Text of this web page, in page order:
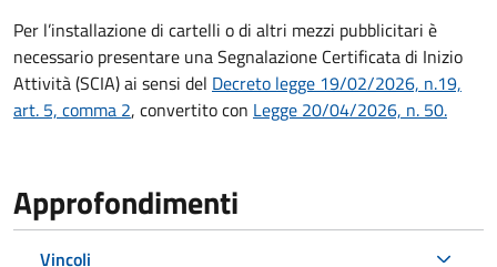
Per l’installazione di cartelli o di altri mezzi pubblicitari è
necessario presentare una Segnalazione Certificata di Inizio
Attività (SCIA) ai sensi del Decreto legge 19/02/2026, n.19,
art. 5, comma 2, convertito con Legge 20/04/2026, n. 50.
Approfondimenti
Vincoli